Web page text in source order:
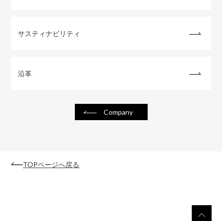
サスティナビリティ
沿革
Company
TOPページへ戻る